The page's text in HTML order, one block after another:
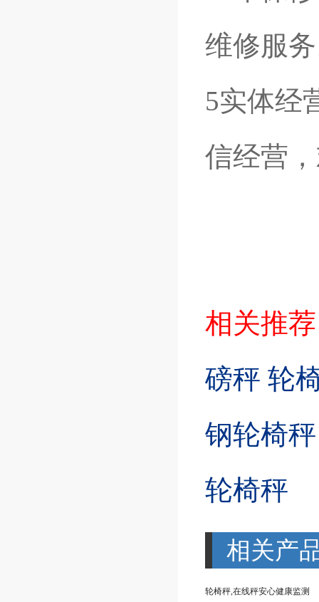
维修服
5实体经
信经营
相关推荐
磅秤 轮
钢轮椅秤
轮椅秤
相关产
轮椅秤,在线秤安心健康监测